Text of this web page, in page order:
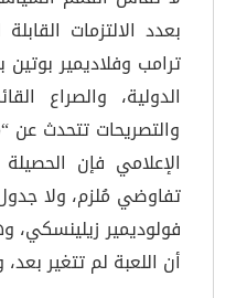
بعدد الالتزمات
ترامب وفلاديمير
الدولية، والصراع
والتصريحات تتحدث عن
الإعلامي فإن
تفاوضي مُلزم، ولا
فولوديمير
أن اللعبة لم تتغير